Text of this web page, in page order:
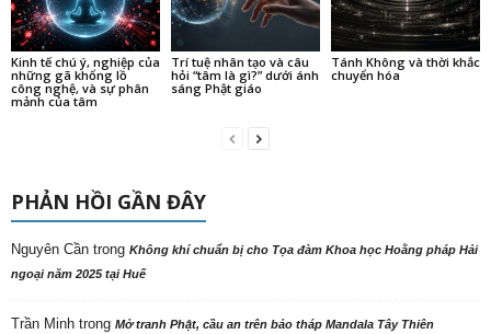
Kinh tế chú ý, nghiệp của
những gã khổng lồ
công nghệ, và sự phân
mảnh của tâm
Trí tuệ nhân tạo và câu
hỏi “tâm là gì?” dưới ánh
sáng Phật giáo
Tánh Không và thời khắc
chuyển hóa
PHẢN HỒI GẦN ĐÂY
Nguyên Cần trong Không khí chuẩn bị cho Tọa đàm Khoa học Hoằng pháp Hải
ngoại năm 2025 tại Huế
Trần Minh trong Mở tranh Phật, cầu an trên bảo tháp Mandala Tây Thiên